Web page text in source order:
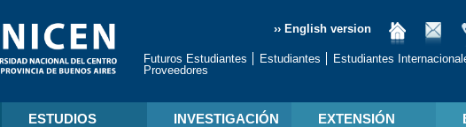
›› English version
Futuros Estudiantes Estudiantes Estudiantes
Proveedores
ESTUDIOS INVESTIGACIÓN EXTENSIÓN